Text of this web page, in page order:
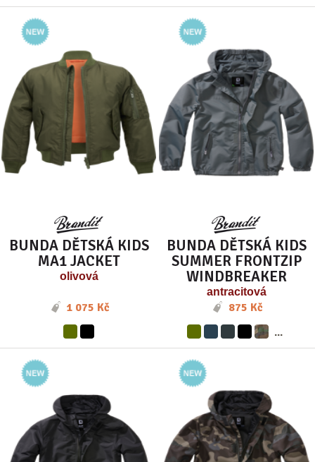
BUNDA DĚTSKÁ KIDS
MA1 JACKET
olivová
1 075 Kč
BUNDA DĚTSKÁ KIDS
SUMMER FRONTZIP
WINDBREAKER
antracitová
875 Kč
...